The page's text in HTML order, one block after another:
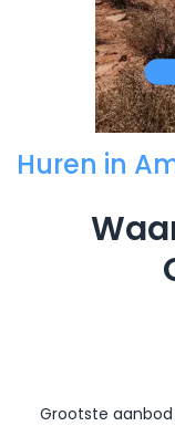
Huren in
Grootste